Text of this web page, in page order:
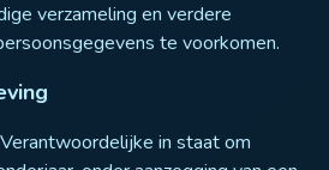
verzameling en verdere
te voorkomen.
in staat om